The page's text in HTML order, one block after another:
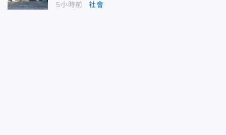
5小時前 社會